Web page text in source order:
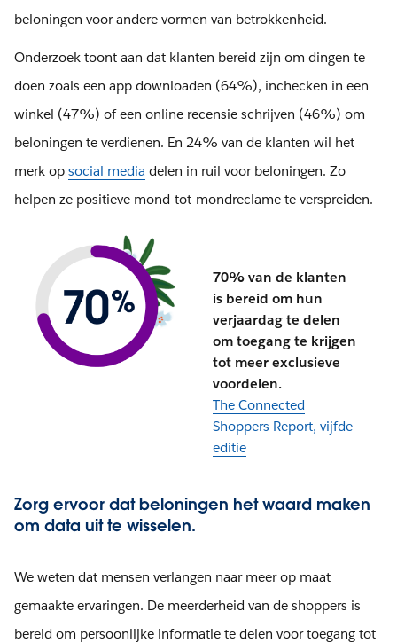
beloningen voor andere vormen van betrokkenheid.
Onderzoek toont aan dat klanten bereid zijn om dingen te
doen zoals een app downloaden (64%), inchecken in een
winkel (47%) of een online recensie schrijven (46%) om
beloningen te verdienen. En 24% van de klanten wil het
merk op social media delen in ruil voor beloningen. Zo
helpen ze positieve mond-tot-mondreclame te verspreiden.
70% van de klanten
is bereid om hun
verjaardag te delen
om toegang te krijgen
tot meer exclusieve
voordelen.
The Connected
Shoppers Report, vijfde
editie
Zorg ervoor dat beloningen het waard maken
om data uit te wisselen.
We weten dat mensen verlangen naar meer op maat
gemaakte ervaringen. De meerderheid van de shoppers is
bereid om persoonlijke informatie te delen voor toegang tot